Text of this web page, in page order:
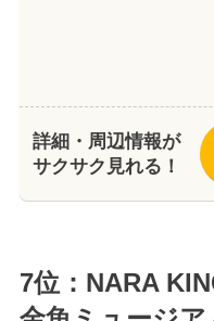
詳細・周辺情報が
サクサク見れる！
7位：NARA